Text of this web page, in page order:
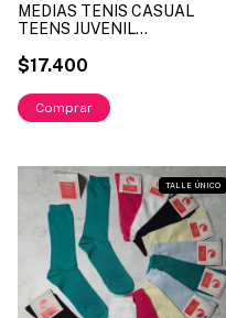
MEDIAS TENIS CASUAL
TEENS JUVENIL
LYCRA LINEA FLOYD ART.
$17.400
Comprar
1/4
TALLE ÚNICO